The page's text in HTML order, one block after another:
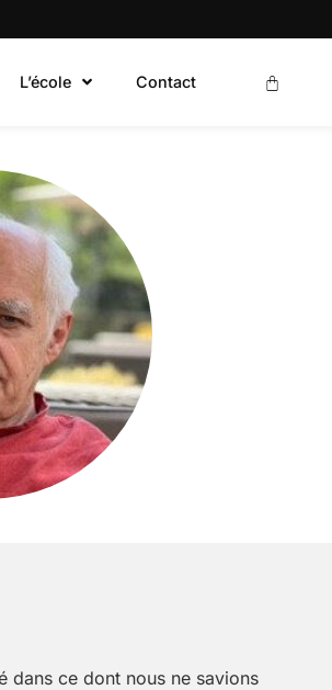
L’école Contact
dans ce dont nous ne savions